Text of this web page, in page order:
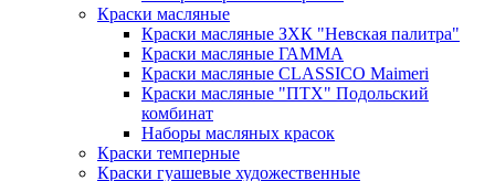
Краски масляные
Краски масляные ЗХК "Невская палитра"
Краски масляные ГАММА
Краски масляные CLASSICO Maimeri
Краски масляные "ПТХ" Подольский
комбинат
Наборы масляных красок
Краски темперные
Краски гуашевые художественные